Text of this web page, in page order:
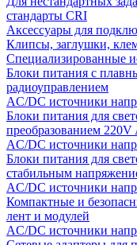
стандарты CRI
Аксессуары для
Клипсы, заглушки,
Специализированные
Блоки питания с
радиоуправлением
AC/DC источники
Блоки питания для
преобразованием
AC/DC источники
Блоки питания для
стабильным
AC/DC источники
Компактные и
лент и модулей
AC/DC источники